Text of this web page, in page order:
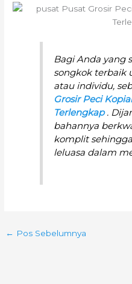
Bagi Anda yang
songkok terbaik
atau individu,
Grosir Peci
Terlengkap.
bahannya
komplit
leluasa dalam
← Pos Sebelumnya